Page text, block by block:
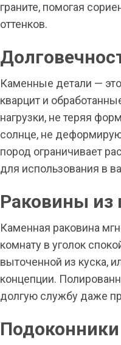
граните, помогая
оттенков.
Каменные детали —
кварцит и
нагрузки, не теряя
солнце, не
пород ограничивает
для использования в
Раковины из
Каменная раковина
комнату в уголок
выточенной из куска,
концепции.
долгую службу даже